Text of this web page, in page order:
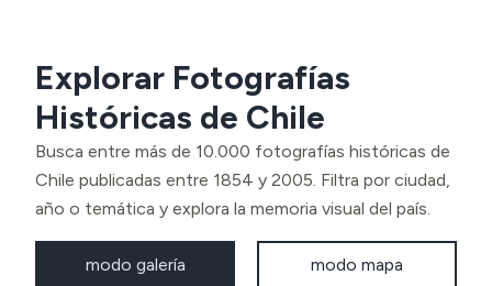
Explorar Fotografías
Históricas de Chile
Busca entre más de 10.000 fotografías históricas de
Chile publicadas entre 1854 y 2005. Filtra por ciudad,
año o temática y explora la memoria visual del país.
modo galería modo mapa